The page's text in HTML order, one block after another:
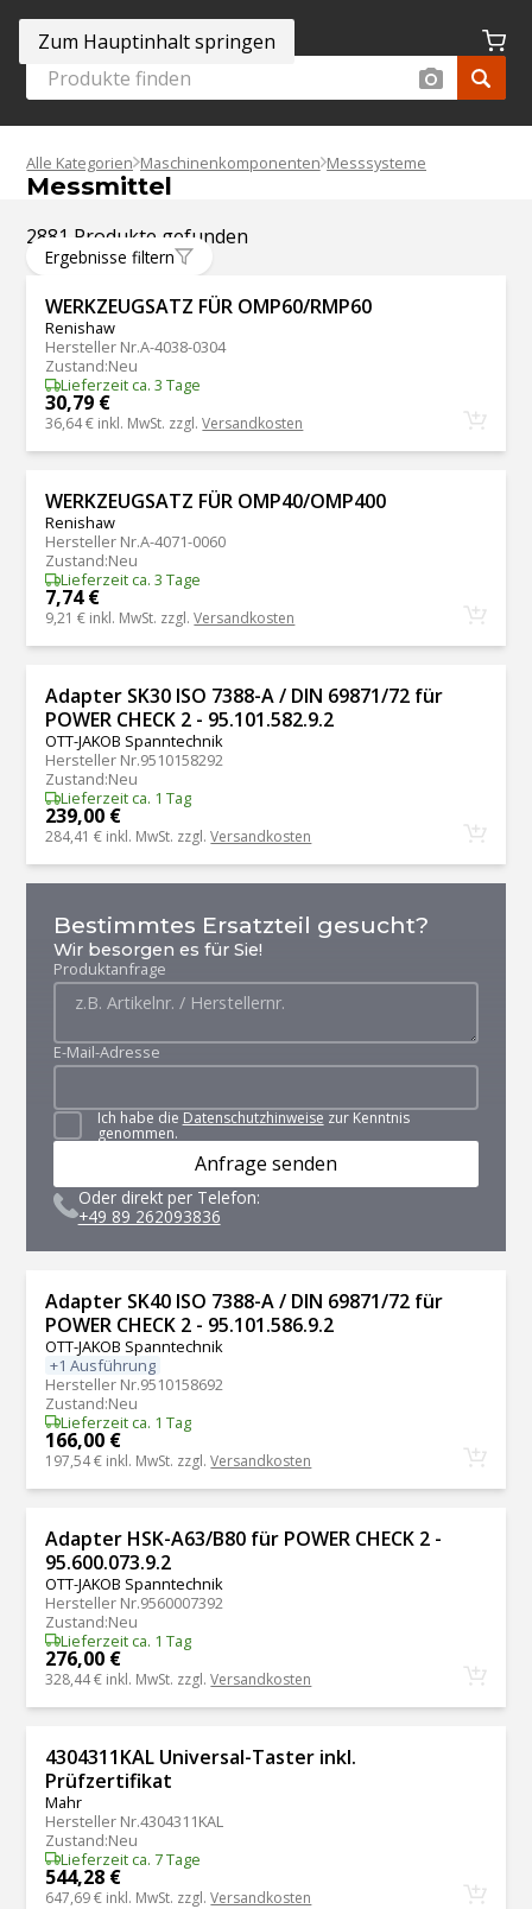
Zum Hauptinhalt springen
Alle Kategorien Maschinenkomponenten Messsysteme
Messmittel
2881 Produkte gefunden
Ergebnisse filtern
WERKZEUGSATZ FÜR OMP60/RMP60
Renishaw
Hersteller Nr.A-4038-0304
Zustand:Neu
Lieferzeit ca. 3 Tage
30,79 €
36,64 € inkl. MwSt. zzgl.Versandkosten
WERKZEUGSATZ FÜR OMP40/OMP400
Renishaw
Hersteller Nr.A-4071-0060
Zustand:Neu
Lieferzeit ca. 3 Tage
7,74 €
9,21 € inkl. MwSt. zzgl.Versandkosten
Adapter SK30 ISO 7388-A / DIN 69871/72 für
POWER CHECK 2 - 95.101.582.9.2
OTT-JAKOB Spanntechnik
Hersteller Nr.9510158292
Zustand:Neu
Lieferzeit ca. 1 Tag
239,00 €
284,41 € inkl. MwSt. zzgl.Versandkosten
Bestimmtes Ersatzteil gesucht?
Wir besorgen es für Sie!
Produktanfrage
E-Mail-Adresse
Ich habe die Datenschutzhinweise zur Kenntnis
genommen.
Anfrage senden
Oder direkt per Telefon:
+49 89 262093836
Adapter SK40 ISO 7388-A / DIN 69871/72 für
POWER CHECK 2 - 95.101.586.9.2
OTT-JAKOB Spanntechnik
+1 Ausführung
Hersteller Nr.9510158692
Zustand:Neu
Lieferzeit ca. 1 Tag
166,00 €
197,54 € inkl. MwSt. zzgl.Versandkosten
Adapter HSK-A63/B80 für POWER CHECK 2 -
95.600.073.9.2
OTT-JAKOB Spanntechnik
Hersteller Nr.9560007392
Zustand:Neu
Lieferzeit ca. 1 Tag
276,00 €
328,44 € inkl. MwSt. zzgl.Versandkosten
4304311KAL Universal-Taster inkl.
Prüfzertifikat
Mahr
Hersteller Nr.4304311KAL
Zustand:Neu
Lieferzeit ca. 7 Tage
544,28 €
647,69 € inkl. MwSt. zzgl.Versandkosten